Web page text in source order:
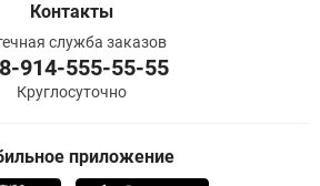
Контакты
служба заказов
8-914-555-55-55
Круглосуточно
приложение